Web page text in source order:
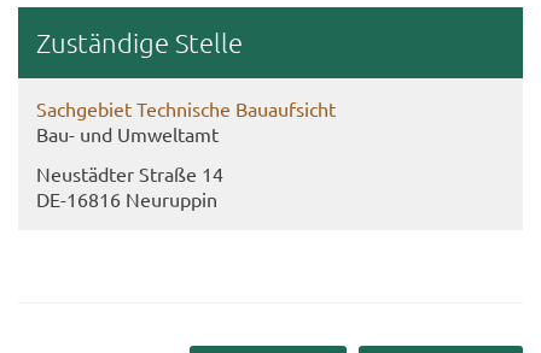
Zu­stän­di­ge Stel­le
Sach­ge­biet Tech­ni­sche Bau­auf­sicht
Bau- und Um­welt­amt
Neu­städ­ter Stra­ße 14
DE-​16816 Neu­rup­pin